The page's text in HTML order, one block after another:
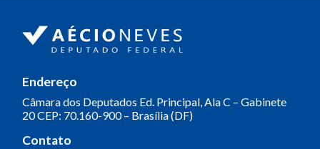
Endereço
Câmara dos Deputados Ed. Principal, Ala C – Gabinete
20CEP: 70.160-900 – Brasília (DF)
Contato